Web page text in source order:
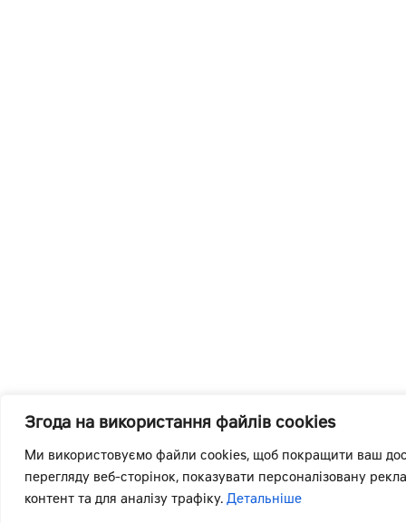
Згода на використання файлів cookies
Ми використовуємо файли cookies, щоб покращити ваш
перегляду веб-сторінок, показувати персоналізовану
контент та для аналізу трафіку. Детальніше